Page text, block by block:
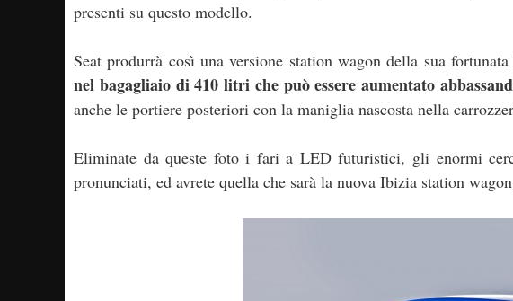
presenti su questo modello.
Seat produrrà così una versione station wagon della sua
nel bagagliaio di 410 litri che può essere aumentato
anche le portiere posteriori con la maniglia nascosta nella
Eliminate da queste foto i fari a LED futuristici, gli enormi
pronunciati, ed avrete quella che sarà la nuova Ibizia station